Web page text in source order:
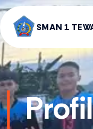
SMAN 1